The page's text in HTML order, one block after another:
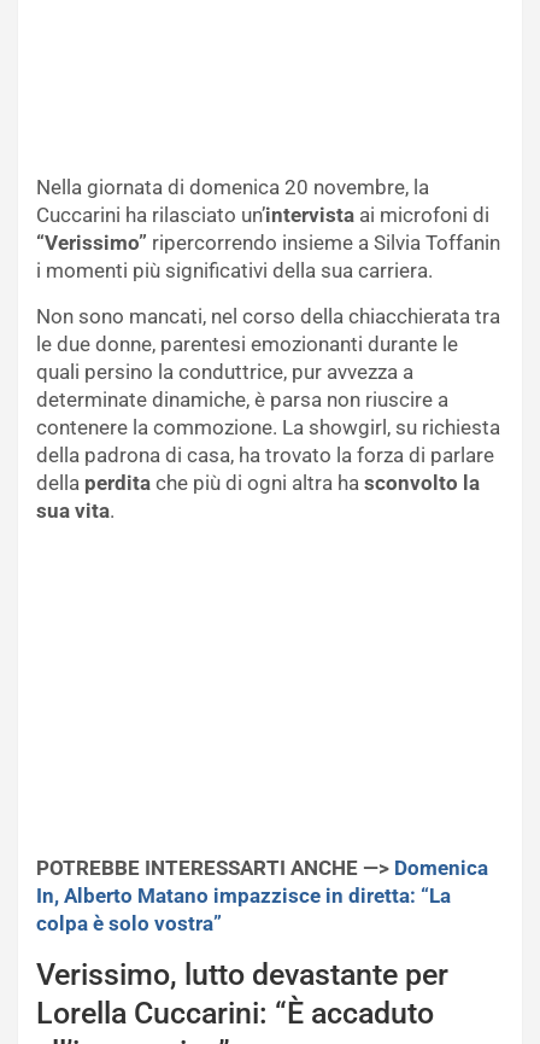
Nella giornata di domenica 20 novembre, la
Cuccarini ha rilasciato un’intervista ai microfoni di
“Verissimo” ripercorrendo insieme a Silvia Toffanin
i momenti più significativi della sua carriera.
Non sono mancati, nel corso della chiacchierata tra
le due donne, parentesi emozionanti durante le
quali persino la conduttrice, pur avvezza a
determinate dinamiche, è parsa non riuscire a
contenere la commozione. La showgirl, su richiesta
della padrona di casa, ha trovato la forza di parlare
della perdita che più di ogni altra ha sconvolto la
sua vita.
POTREBBE INTERESSARTI ANCHE —> Domenica
In, Alberto Matano impazzisce in diretta: “La
colpa è solo vostra”
Verissimo, lutto devastante per
Lorella Cuccarini: “È accaduto